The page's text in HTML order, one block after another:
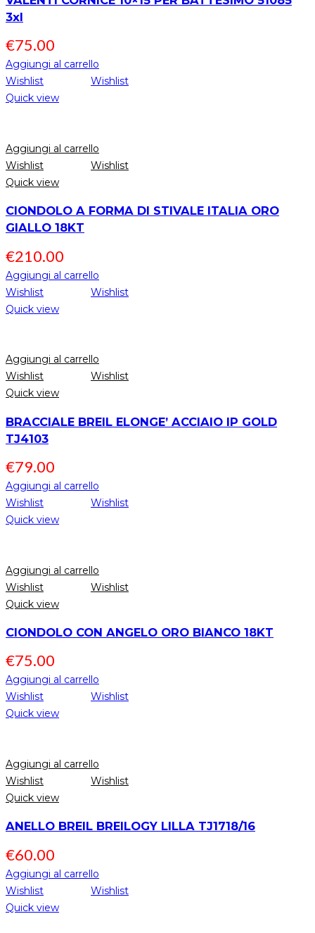
3xl
€75.00
Aggiungi al carrello
Wishlist
Wishlist
Quick view
Aggiungi al carrello
Wishlist
Wishlist
Quick view
CIONDOLO A FORMA DI STIVALE ITALIA ORO
GIALLO 18KT
€210.00
Aggiungi al carrello
Wishlist
Wishlist
Quick view
Aggiungi al carrello
Wishlist
Wishlist
Quick view
BRACCIALE BREIL ELONGE’ ACCIAIO IP GOLD
TJ4103
€79.00
Aggiungi al carrello
Wishlist
Wishlist
Quick view
Aggiungi al carrello
Wishlist
Wishlist
Quick view
CIONDOLO CON ANGELO ORO BIANCO 18KT
€75.00
Aggiungi al carrello
Wishlist
Wishlist
Quick view
Aggiungi al carrello
Wishlist
Wishlist
Quick view
ANELLO BREIL BREILOGY LILLA TJ1718/16
€60.00
Aggiungi al carrello
Wishlist
Wishlist
Quick view